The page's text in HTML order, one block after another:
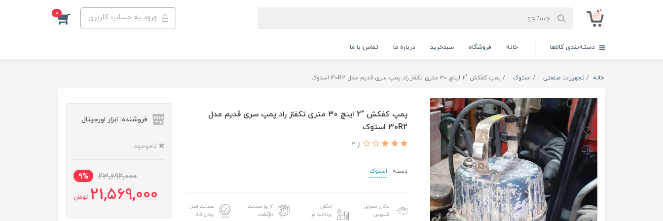
ورود به حساب کاربری 0
دسته‌بندی کالاها خانه فروشگاه سبدخرید درباره ما تماس با ما
خانه تجهیزات صنعتی استوک پمپ کفکش "2 اینچ ۳۰ متری تکفاز راد پمپ سری قدیم مدل 30R2 استوک
پمپ کفکش "2 اینچ ۳۰ متری تکفاز راد پمپ سری قدیم مدل
30R2 استوک
از 2
دسته : استوک
امکان تحویل
اکسپرس
امکان
پرداخت در
۷ روز ضمانت
بازگشت
ضمانت اصل
بودن کالا
فروشنده: ابزار اورجینال
ناموجود
23,692,000
9%
21,569,000 تومان